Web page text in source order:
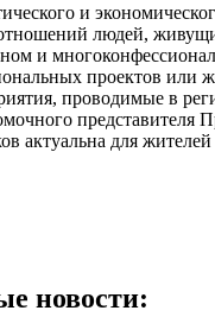
и
людей,
и
проектов или
проводимые в
представителя
актуальна для жителей
новости: